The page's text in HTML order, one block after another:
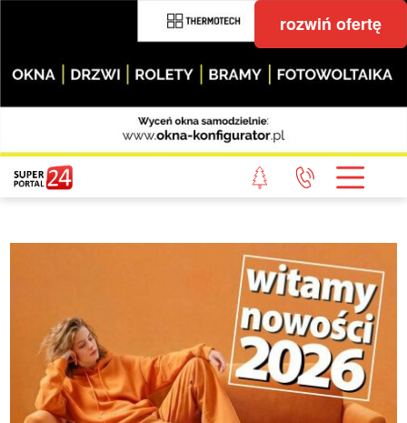
rozwiń ofertę
STRONA GŁÓWNA
POWIAT GRYFICKI
KONTAKT
REDAKCJA
REGULAMIN